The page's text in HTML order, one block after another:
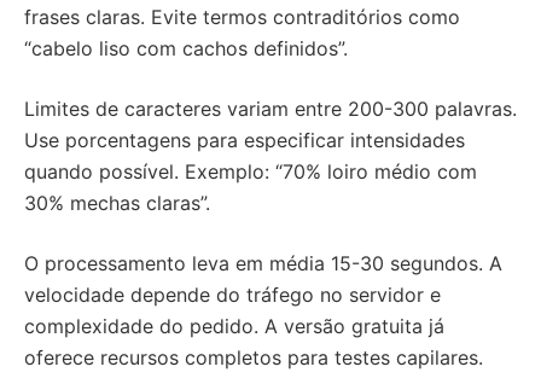
frases claras. Evite termos contraditórios como
“cabelo liso com cachos definidos”.
Limites de caracteres variam entre 200-300 palavras.
Use porcentagens para especificar intensidades
quando possível. Exemplo: “70% loiro médio com
30% mechas claras”.
O processamento leva em média 15-30 segundos. A
velocidade depende do tráfego no servidor e
complexidade do pedido. A versão gratuita já
oferece recursos completos para testes capilares.